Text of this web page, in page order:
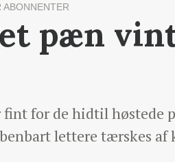
ABONNENTER
pæn
for de hidtil høstede
lettere tærskes af